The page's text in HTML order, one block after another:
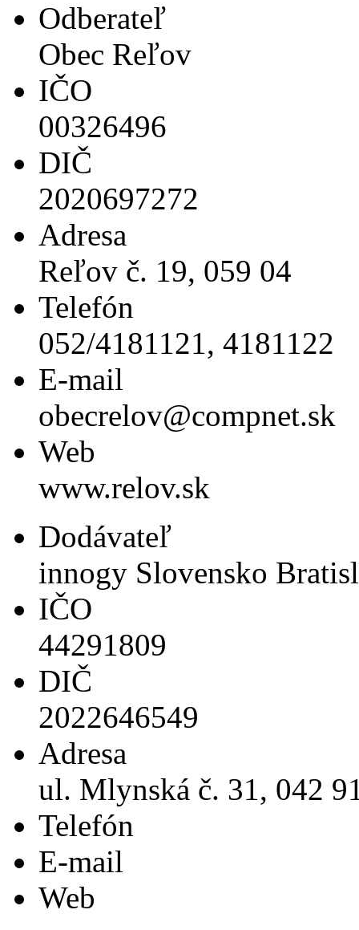
Odberateľ
Obec Reľov
IČO
00326496
DIČ
2020697272
Adresa
Reľov č. 19, 059 04
Telefón
052/4181121, 4181122
E-mail
obecrelov@compnet.sk
Web
www.relov.sk
Dodávateľ
innogy Slovensko
IČO
44291809
DIČ
2022646549
Adresa
ul. Mlynská č. 31, 042
Telefón
E-mail
Web